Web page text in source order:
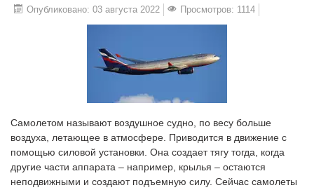
Опубликовано: 03 августа 2022 Просмотров: 1114
Самолетом называют воздушное судно, по весу больше
воздуха, летающее в атмосфере. Приводится в движение с
помощью силовой установки. Она создает тягу тогда, когда
другие части аппарата – например, крылья – остаются
неподвижными и создают подъемную силу. Сейчас самолеты